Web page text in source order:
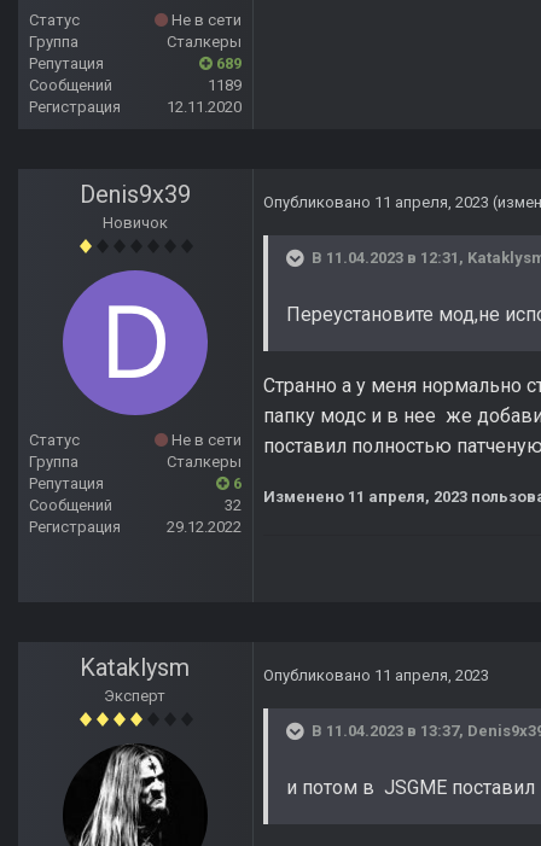
Статус
Не в сети
Группа
Сталкеры
Репутация
689
Сообщений
1189
Регистрация
12.11.2020
Denis9x39
Новичок
Статус
Не в сети
Группа
Сталкеры
Репутация
6
Сообщений
32
Регистрация
29.12.2022
Опубликовано 11 апреля, 2023
В 11.04.2023 в 12:31,
Переустановите мод,не
Странно а у меня нормально
папку модс и в нее же
поставил полностью
Изменено 11 апреля, 2023
Kataklysm
Эксперт
Опубликовано 11 апреля, 2023
В 11.04.2023 в 13:37,
и потом в JSGME